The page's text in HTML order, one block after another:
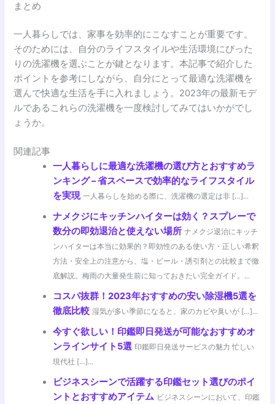
まとめ
一人暮らしでは、家事を効率的にこなすことが重要です。
そのためには、自分のライフスタイルや生活環境にぴった
りの洗濯機を選ぶことが鍵となります。本記事で紹介した
ポイントを参考にしながら、自分にとって最適な洗濯機を
選んで快適な生活を手に入れましょう。2023年の最新モデ
ルであるこれらの洗濯機を一度検討してみてはいかがでし
ょうか。
関連記事
一人暮らしに最適な洗濯機の選び方とおすすめラ
ンキング – 省スペースで効率的なライフスタイル
を実現 一人暮らしを始める際に、洗濯機の選定は非 […]...
ナメクジにキッチンハイターは効く？スプレーで
数分の即効退治と使えない場所 ナメクジ退治にキッチ
ンハイターは本当に効果的？即効性のある使い方・正しい希釈
方法・安全上の注意から、塩・ビール・誘引剤との比較まで徹
底解説。梅雨の大量発生前に知っておきたい完全ガイド。...
コスパ抜群！2023年おすすめの安い除湿機5選を
徹底比較 湿気が多い季節になると、家のカビや臭いが […]...
今すぐ欲しい！印鑑即日発送が可能なおすすめオ
ンラインサイト5選 印鑑即日発送サービスの魅力 忙しい
現代社 […]...
ビジネスシーンで活躍する印鑑セット選びのポイ
ントとおすすめアイテム ビジネスシーンにおいて、印鑑